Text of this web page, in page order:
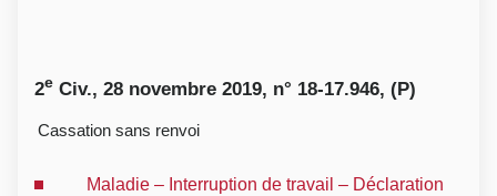
2e Civ., 28 novembre 2019, n° 18-17.946, (P)
Cassation sans renvoi
Maladie – Interruption de travail – Déclaration